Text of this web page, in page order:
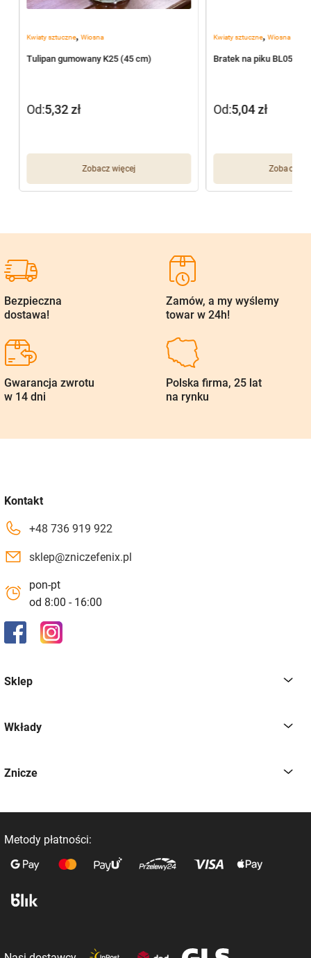
Kwiaty sztuczne, Wiosna
Tulipan gumowany K25 (45 cm)
Zobacz więcej
Od:5,32zł
Kwiaty sztuczne,Wiosna
Bratek na piku BL055/
Zobacz
Od:5,04zł
Bezpieczna
dostawa!
Zamów, a my wyślemy
towar w 24h!
Gwarancja zwrotu
w 14 dni
Polska firma, 25 lat
na rynku
Kontakt
+48 736 919 922
sklep@zniczefenix.pl
pon-pt
od 8:00 - 16:00
Sklep
Wkłady
Znicze
Metody płatności: